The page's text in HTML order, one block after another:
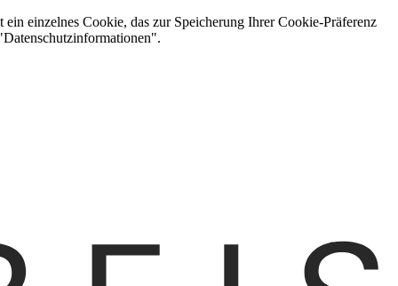
einzelnes Cookie, das zur Speicherung Ihrer Cookie-Präferenz